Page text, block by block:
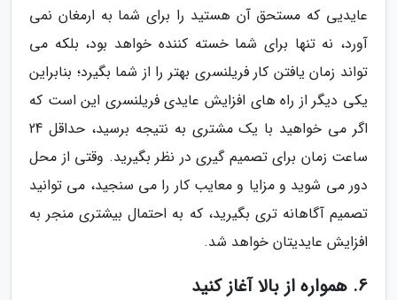
عایدیی که مستحق آن هستید را برای شما به ارمغان نمی
آورد، نه تنها برای شما خسته کننده خواهد بود، بلکه می
تواند زمان یافتن کار فریلنسری بهتر را از شما بگیرد؛ بنابراین
یکی دیگر از راه های افزایش عایدی فریلنسری این است که
اگر می خواهید با یک مشتری به نتیجه برسید، حداقل 24
ساعت زمان برای تصمیم گیری در نظر بگیرید. وقتی از محل
دور می شوید و مزایا و معایب کار را می سنجید، می توانید
تصمیم آگاهانه تری بگیرید، که به احتمال بیشتری منجر به
افزایش عایدیتان خواهد شد.
6. همواره از بالا آغاز کنید